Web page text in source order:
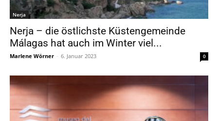
Nerja
Nerja – die östlichste Küstengemeinde
Málagas hat auch im Winter viel...
Marlene Wörner - 6. Januar 2023 0